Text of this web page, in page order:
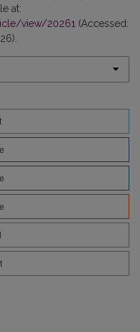
at:
view/20261 (Accessed: